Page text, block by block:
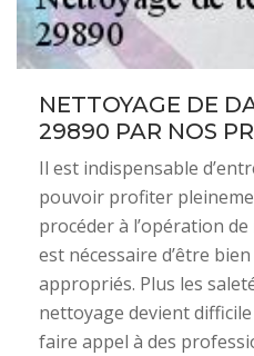
NETTOYAGE DE
29890 PAR NOS
Il est indispensable
pouvoir profiter
procéder à l’opération
est nécessaire d’être
appropriés. Plus les
nettoyage devient difficile
faire appel à des